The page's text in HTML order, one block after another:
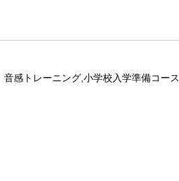
感トレーニング,小学校入学準備コース